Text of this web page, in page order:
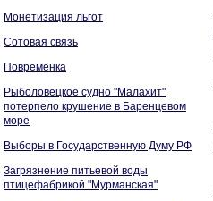
Монетизация льгот
Сотовая связь
Повременка
Рыболовецкое судно "Малахит"
потерпело крушение в Баренцевом
море
Выборы в Государственную Думу РФ
Загрязнение питьевой воды
птицефабрикой "Мурманская"